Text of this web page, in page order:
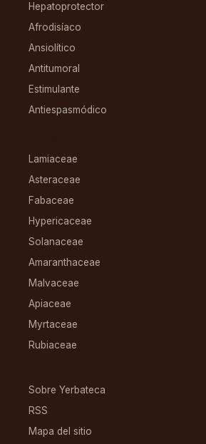
Hepatoprotector
Afrodisíaco
Ansiolítico
Antitumoral
Estimulante
Antiespasmódico
Lamiaceae
Asteraceae
Fabaceae
Hypericaceae
Solanaceae
Amaranthaceae
Malvaceae
Apiaceae
Myrtaceae
Rubiaceae
Sobre Yerbateca
RSS
Mapa del sitio